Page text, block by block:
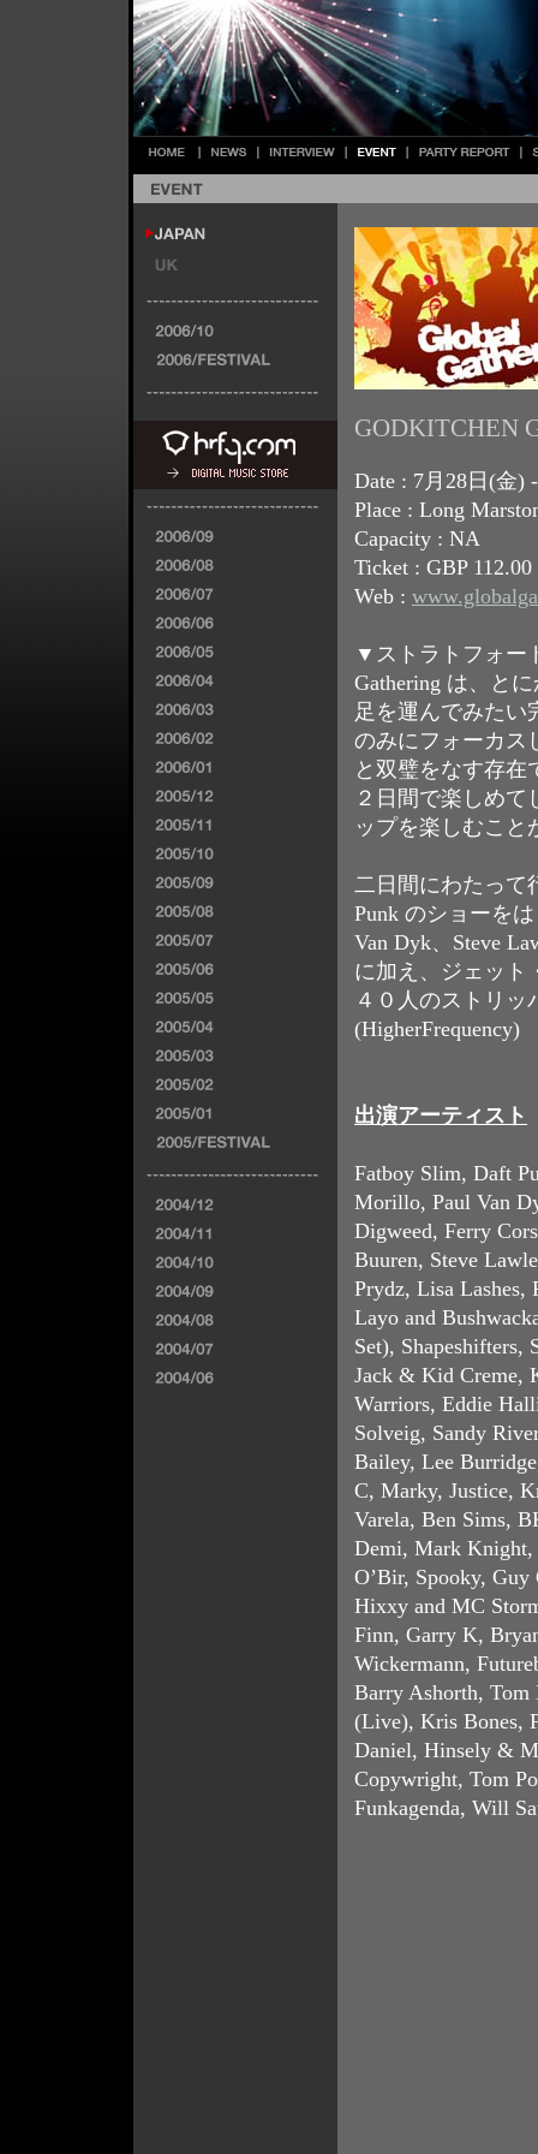
GODKITCHEN
Date : 7月28日(金)
Place : Long
Capacity : NA
Ticket : GBP
Web :
▼ストラトフォー
Gathering は、と
足を運んでみたい
のみにフォーカス
と双璧をなす存在
２日間で楽しめ
ップを楽しむこと
二日間にわたって
Punk のショーをは
Van Dyk、Steve
に加え、ジェット
４０人のストリ
(HigherFrequency)
出演アーティスト
Fatboy Slim, Daft
Morillo, Paul Van
Digweed, Ferry
Buuren, Steve
Prydz, Lisa Lashes,
Layo and
Set),
Jack & Kid Creme,
Warriors, Eddie
Solveig, Sandy
Bailey, Lee
C, Marky, Justice,
Varela, Ben Sims,
Demi, Mark Knight,
O’Bir, Spooky,
Hixxy and MC
Finn, Garry K,
Wickermann,
Barry Ashorth, Tom
(Live), Kris Bones,
Daniel, Hinsely &
Copywright, Tom
Funkagenda, Will